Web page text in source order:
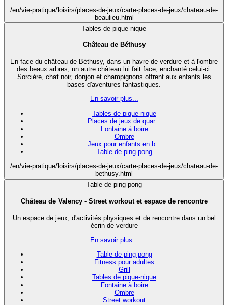
/en/vie-pratique/loisirs/places-de-jeux/carte-places-de-jeux/chateau-de-
beaulieu.html
Tables de pique-nique
Château de Béthusy
En face du château de Béthusy, dans un havre de verdure et à l'ombre
des beaux arbres, un autre château lui fait face, enchanté celui-ci.
Sorcière, chat noir, donjon et champignons offrent aux enfants les
bases d'aventures fantastiques.
En savoir plus...
Tables de pique-nique
Places de jeux de quar...
Fontaine à boire
Ombre
Jeux pour enfants en b...
Table de ping-pong
/en/vie-pratique/loisirs/places-de-jeux/carte-places-de-jeux/chateau-de-
bethusy.html
Table de ping-pong
Château de Valency - Street workout et espace de rencontre
Un espace de jeux, d'activités physiques et de rencontre dans un bel
écrin de verdure
En savoir plus...
Table de ping-pong
Fitness pour adultes
Grill
Tables de pique-nique
Fontaine à boire
Ombre
Street workout